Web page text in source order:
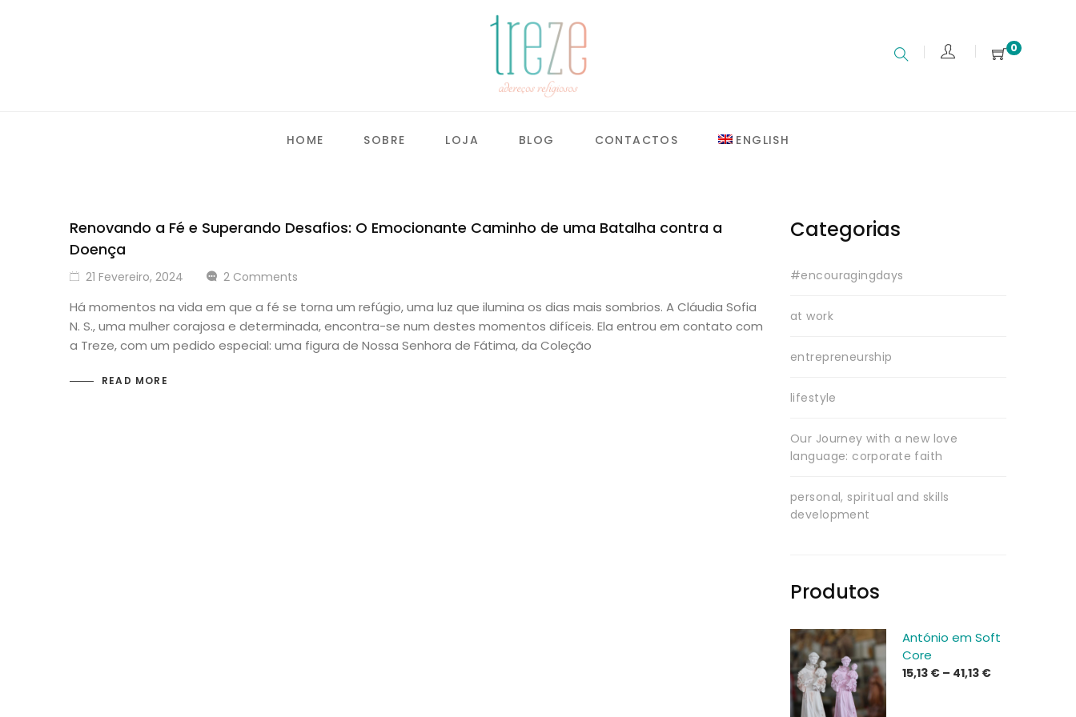
0
HOME SOBRE LOJA BLOG CONTACTOS ENGLISH
Renovando a Fé e Superando Desafios: O Emocionante Caminho de uma Batalha contra a
Doença
21 Fevereiro, 2024 2 Comments
Há momentos na vida em que a fé se torna um refúgio, uma luz que ilumina os dias mais sombrios. A Cláudia Sofia
N. S., uma mulher corajosa e determinada, encontra-se num destes momentos difíceis. Ela entrou em contato com
a Treze, com um pedido especial: uma figura de Nossa Senhora de Fátima, da Coleção
READ MORE
Categorias
#encouragingdays
at work
entrepreneurship
lifestyle
Our Journey with a new love
language: corporate faith
personal, spiritual and skills
development
Produtos
António em Soft
Core
15,13 € – 41,13 €Price